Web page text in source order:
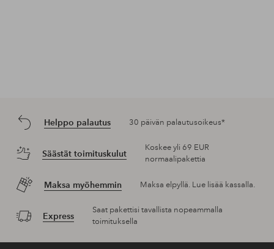
Helppo palautus 30 päivän palautusoikeus*
Säästät toimituskulut
Koskee yli 69 EUR
normaalipakettia
Maksa myöhemmin Maksa elpyllä. Lue lisää kassalla.
Express
Saat pakettisi tavallista nopeammalla
toimituksella